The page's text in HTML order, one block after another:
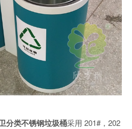
分类不锈钢垃圾桶采用 201#，202